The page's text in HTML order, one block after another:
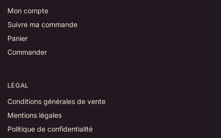
Mon compte
Suivre ma commande
Panier
Commander
LÉGAL
Conditions générales de vente
Mentions légales
Politique de confidentialité